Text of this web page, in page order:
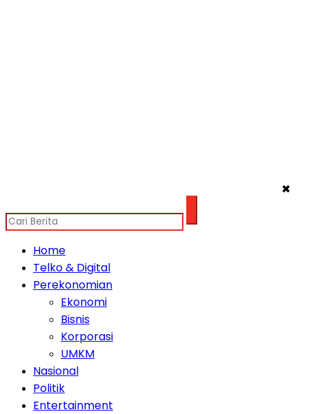
✖
Home
Telko & Digital
Perekonomian
Ekonomi
Bisnis
Korporasi
UMKM
Nasional
Politik
Entertainment